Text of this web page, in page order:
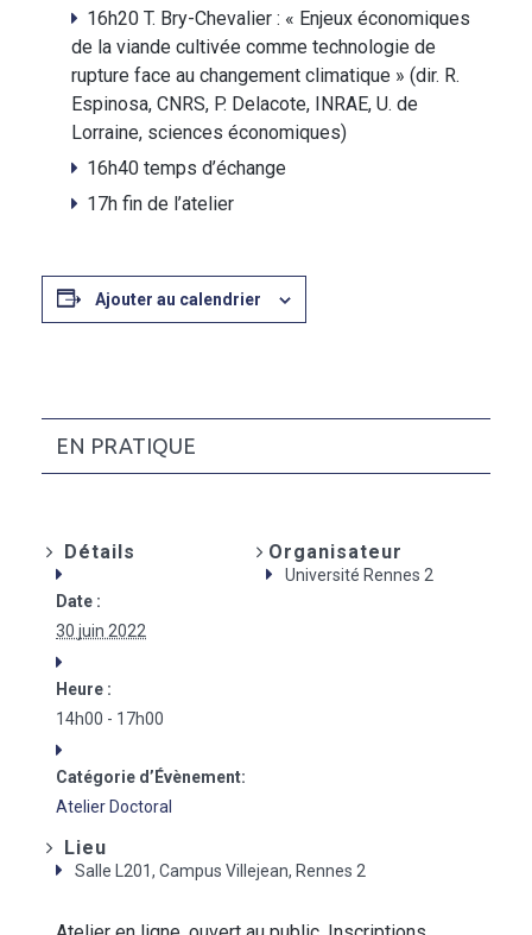
16h20 T. Bry-Chevalier : « Enjeux économiques
de la viande cultivée comme technologie de
rupture face au changement climatique » (dir. R.
Espinosa, CNRS, P. Delacote, INRAE, U. de
Lorraine, sciences économiques)
16h40 temps d’échange
17h fin de l’atelier
Ajouter au calendrier
EN PRATIQUE
Détails
Date :
30 juin 2022
Heure :
14h00 - 17h00
Catégorie d’Évènement:
Atelier Doctoral
Lieu
Salle L201, Campus Villejean, Rennes 2
Organisateur
Université Rennes 2